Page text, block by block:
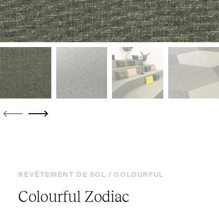
REVÊTEMENT DE SOL / COLOURFUL
Colourful Zodiac